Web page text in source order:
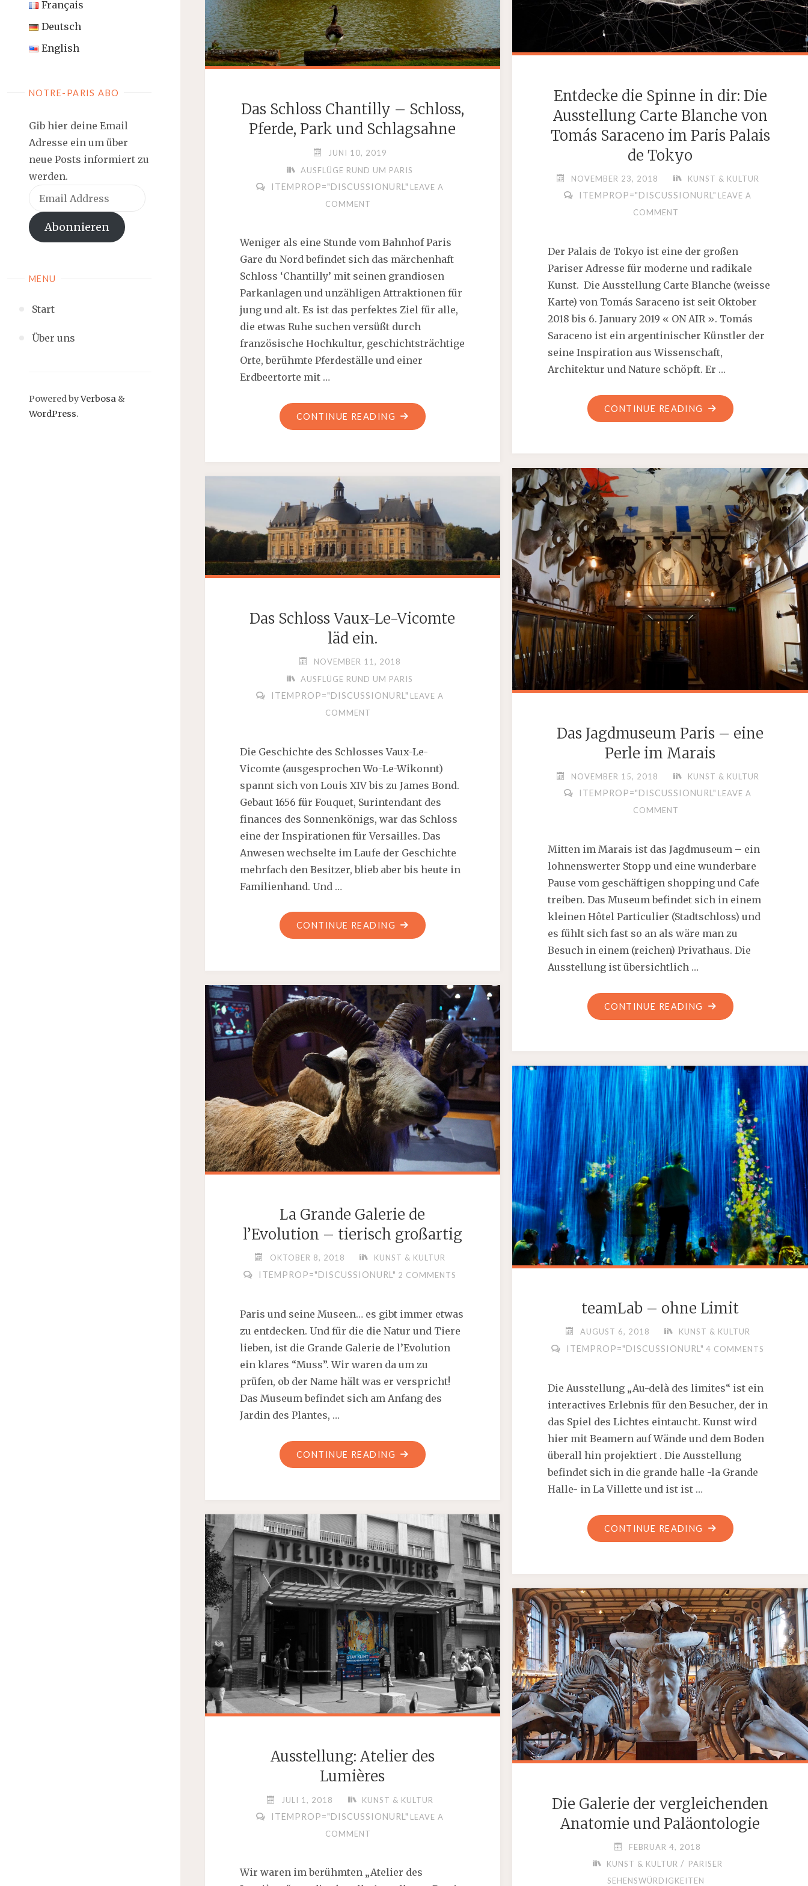
Français
Deutsch
English
NOTRE-PARIS ABO
Gib hier deine Email
Adresse ein um über
neue Posts informiert zu
werden.
Email
Address
Abonnieren
MENU
Start
Über uns
Powered byVerbosa &
WordPress.
Das Schloss Chantilly – Schloss,
Pferde, Park und Schlagsahne
JUNI 10, 2019
AUSFLÜGE RUND UM PARIS
ITEMPROP="DISCUSSIONURL" LEAVE A
COMMENT
Weniger als eine Stunde vom Bahnhof Paris
Gare du Nord befindet sich das märchenhaft
Schloss ‘Chantilly’ mit seinen grandiosen
Parkanlagen und unzähligen Attraktionen für
jung und alt. Es ist das perfektes Ziel für alle,
die etwas Ruhe suchen versüßt durch
französische Hochkultur, geschichtsträchtige
Orte, berühmte Pferdeställe und einer
Erdbeertorte mit …
CONTINUE READING "DAS
SCHLOSS
PFERDE,
PARK
UND
SCHLAGSAHNE"
Entdecke die Spinne in dir: Die
Ausstellung Carte Blanche von
Tomás Saraceno im Paris Palais
de Tokyo
NOVEMBER 23, 2018 KUNST & KULTUR
ITEMPROP="DISCUSSIONURL" LEAVE A
COMMENT
Der Palais de Tokyo ist eine der großen
Pariser Adresse für moderne und radikale
Kunst. Die Ausstellung Carte Blanche (weisse
Karte) von Tomás Saraceno ist seit Oktober
2018 bis 6. January 2019 « ON AIR ». Tomás
Saraceno ist ein argentinischer Künstler der
seine Inspiration aus Wissenschaft,
Architektur und Nature schöpft. Er …
CONTINUE READING
"ENTDECKE
DIE
DIR:
DIE
AUSSTELLUNG
CARTE
BLANCHE
VON
TOMÁS
SARACENO
IM
Das Jagdmuseum Paris – eine
Perle im Marais
NOVEMBER 15, 2018 KUNST & KULTUR
ITEMPROP="DISCUSSIONURL" LEAVE A
COMMENT
Mitten im Marais ist das Jagdmuseum – ein
lohnenswerter Stopp und eine wunderbare
Pause vom geschäftigen shopping und Cafe
treiben. Das Museum befindet sich in einem
kleinen Hôtel Particulier (Stadtschloss) und
es fühlt sich fast so an als wäre man zu
Besuch in einem (reichen) Privathaus. Die
Ausstellung ist übersichtlich …
CONTINUE READING
"DAS
JAGDMUSEUM
EINE
PERLE
IM
MARAIS"
Das Schloss Vaux-Le-Vicomte
läd ein.
NOVEMBER 11, 2018
AUSFLÜGE RUND UM PARIS
ITEMPROP="DISCUSSIONURL" LEAVE A
COMMENT
Die Geschichte des Schlosses Vaux-Le-
Vicomte (ausgesprochen Wo-Le-Wikonnt)
spannt sich von Louis XIV bis zu James Bond.
Gebaut 1656 für Fouquet, Surintendant des
finances des Sonnenkönigs, war das Schloss
eine der Inspirationen für Versailles. Das
Anwesen wechselte im Laufe der Geschichte
mehrfach den Besitzer, blieb aber bis heute in
Familienhand. Und …
CONTINUE READING "DAS
SCHLOSS
VICOMTE
LÄD
EIN."
La Grande Galerie de
l’Evolution – tierisch großartig
OKTOBER 8, 2018 KUNST & KULTUR
ITEMPROP="DISCUSSIONURL" 2 COMMENTS
Paris und seine Museen… es gibt immer etwas
zu entdecken. Und für die die Natur und Tiere
lieben, ist die Grande Galerie de l’Evolution
ein klares “Muss”. Wir waren da um zu
prüfen, ob der Name hält was er verspricht!
Das Museum befindet sich am Anfang des
Jardin des Plantes, …
CONTINUE READING "LA
GRANDE
L’EVOLUTION
–
TIERISCH
GROSSARTIG"
teamLab – ohne Limit
AUGUST 6, 2018 KUNST & KULTUR
ITEMPROP="DISCUSSIONURL" 4 COMMENTS
Die Ausstellung „Au-delà des limites“ ist ein
interactives Erlebnis für den Besucher, der in
das Spiel des Lichtes eintaucht. Kunst wird
hier mit Beamern auf Wände und dem Boden
überall hin projektiert . Die Ausstellung
befindet sich in die grande halle -la Grande
Halle- in La Villette und ist ist …
CONTINUE READING
"TEAMLAB
–
Ausstellung: Atelier des
Lumières
JULI 1, 2018 KUNST & KULTUR
ITEMPROP="DISCUSSIONURL" LEAVE A
COMMENT
Wir waren im berühmten „Atelier des
Die Galerie der vergleichenden
Anatomie und Paläontologie
FEBRUAR 4, 2018
KUNST & KULTUR / PARISER
SEHENSWÜRDIGKEITEN